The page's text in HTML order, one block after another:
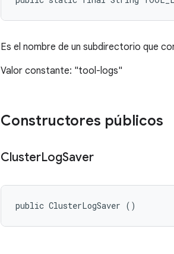
Es el nombre de un subdirectorio que
Valor constante: "tool-logs"
Constructores públicos
ClusterLogSaver
public ClusterLogSaver ()